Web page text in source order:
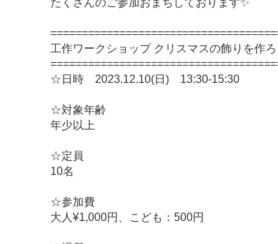
たくさんのご参加おまちしております✨
工作ワークショップ クリスマスの飾りを作
☆日時 2023.12.10(日) 13:30-15:30
☆対象年齢
年少以上
☆定員
10名
☆参加費
大人¥1,000円、こども：500円